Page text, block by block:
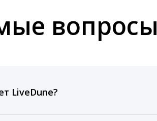
вопросы
LiveDune?